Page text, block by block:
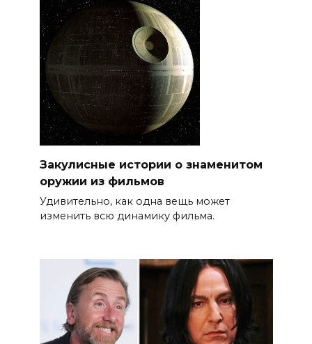
Закулисные истории о знаменитом
оружии из фильмов
Удивительно, как одна вещь может
изменить всю динамику фильма.